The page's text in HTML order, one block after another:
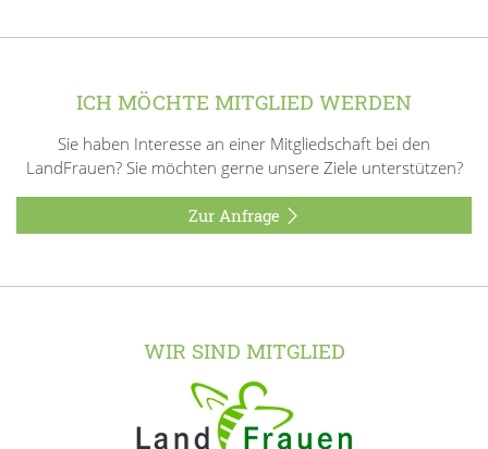
ICH MÖCHTE MITGLIED WERDEN
Sie haben Interesse an einer Mitgliedschaft bei den
LandFrauen? Sie möchten gerne unsere Ziele unterstützen?
Zur Anfrage
WIR SIND MITGLIED